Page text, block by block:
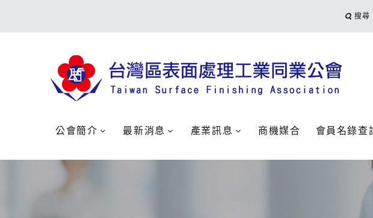
搜尋
公會簡介 最新消息 產業訊息 商機媒合 會員名錄查